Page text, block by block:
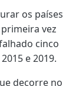
os países
vez
cinco
e 2019.
decorre no